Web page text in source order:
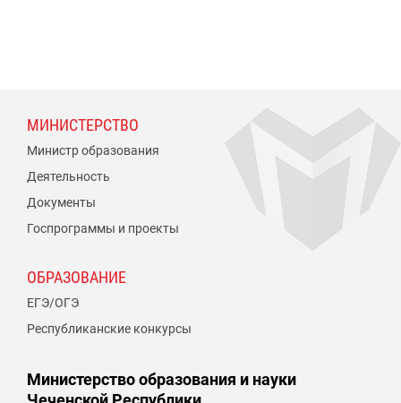
МИНИСТЕРСТВО
Министр образования
Деятельность
Документы
Госпрограммы и проекты
ОБРАЗОВАНИЕ
ЕГЭ/ОГЭ
Республиканские конкурсы
Министерство образования и науки